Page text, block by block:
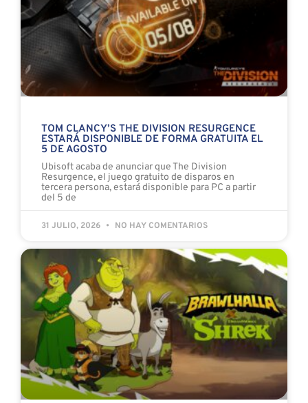
TOM CLANCY’S THE DIVISION RESURGENCE
ESTARÁ DISPONIBLE DE FORMA GRATUITA EL
5 DE AGOSTO
Ubisoft acaba de anunciar que The Division
Resurgence, el juego gratuito de disparos en
tercera persona, estará disponible para PC a partir
del 5 de
31 JULIO, 2026 NO HAY COMENTARIOS